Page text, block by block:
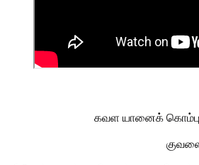
கவள யானைக்